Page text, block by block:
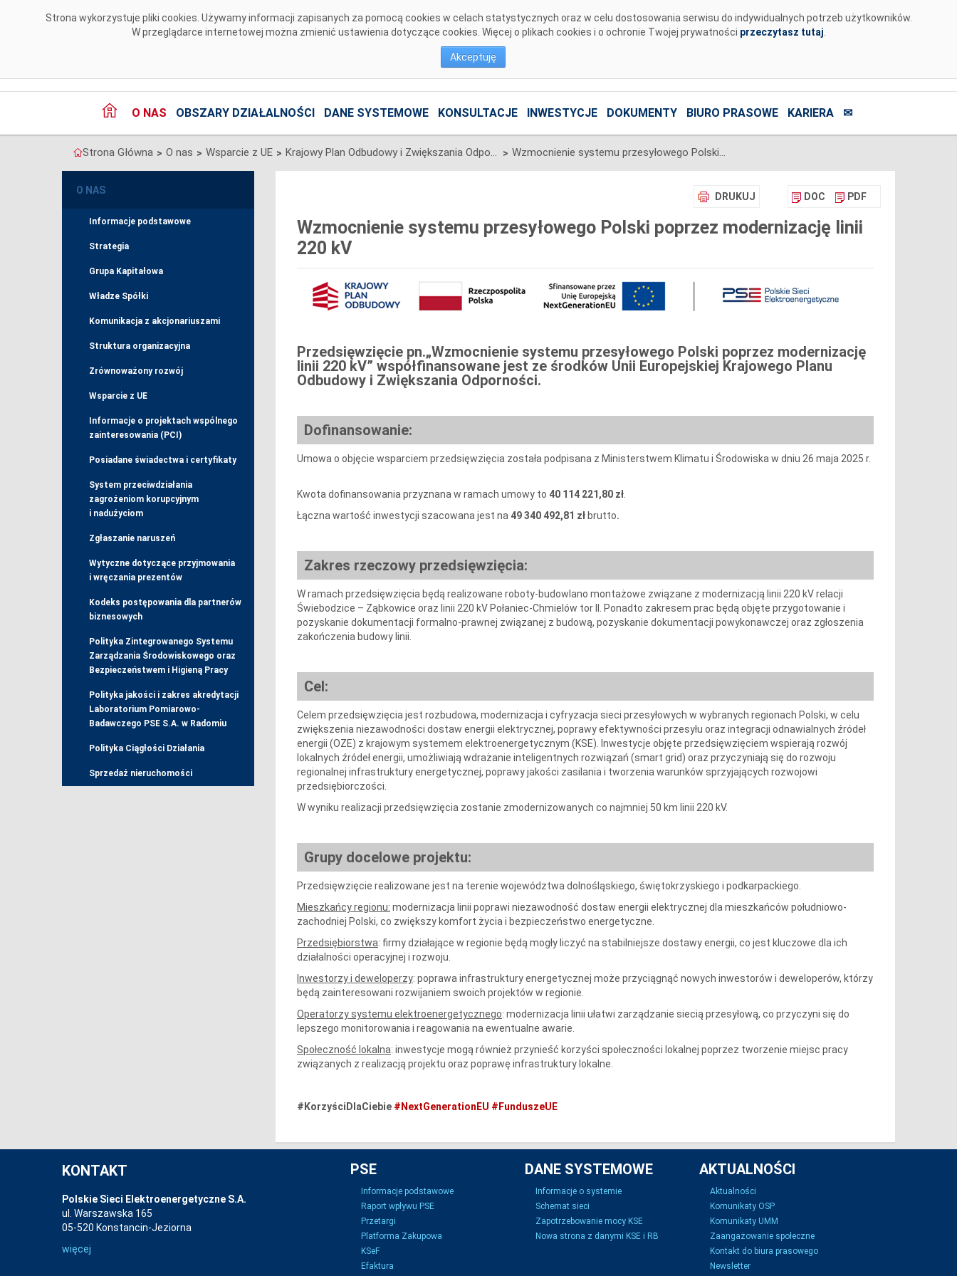
Strona wykorzystuje pliki cookies. Używamy informacji zapisanych za pomocą cookies w celach statystycznych oraz w celu dostosowania serwisu do indywidualnych potrzeb użytkowników.
W przeglądarce internetowej można zmienić ustawienia dotyczące cookies. Więcej o plikach cookies i o ochronie Twojej prywatności przeczytasz tutaj
Akceptuję
O NAS OBSZARY DZIAŁALNOŚCI DANE SYSTEMOWE KONSULTACJE INWESTYCJE DOKUMENTY BIURO PRASOWE KARIERA ✉
Strona Główna > O nas > Wsparcie z UE > Krajowy Plan Odbudowy i Zwiększania Odporności (KPO) > Wzmocnienie systemu przesyłowego Polski poprzez modernizację linii 220 kV
O NAS
Informacje podstawowe
Strategia
Grupa Kapitałowa
Władze Spółki
Komunikacja z akcjonariuszami
Struktura organizacyjna
Zrównoważony rozwój
Wsparcie z UE
Informacje o projektach wspólnego
zainteresowania (PCI)
Posiadane świadectwa i certyfikaty
System przeciwdziałania
zagrożeniom korupcyjnym
i nadużyciom
Zgłaszanie naruszeń
Wytyczne dotyczące przyjmowania
i wręczania prezentów
Kodeks postępowania dla partnerów
biznesowych
Polityka Zintegrowanego Systemu
Zarządzania Środowiskowego oraz
Bezpieczeństwem i Higieną Pracy
Polityka jakości i zakres akredytacji
Laboratorium Pomiarowo-
Badawczego PSE S.A. w Radomiu
Polityka Ciągłości Działania
Sprzedaż nieruchomości
DRUKUJ DOC PDF
Wzmocnienie systemu przesyłowego Polski poprzez modernizację linii
220 kV
Przedsięwzięcie pn.„Wzmocnienie systemu przesyłowego Polski poprzez modernizację
linii 220 kV” współfinansowane jest ze środków Unii Europejskiej Krajowego Planu
Odbudowy i Zwiększania Odporności.
Dofinansowanie:
Umowa o objęcie wsparciem przedsięwzięcia została podpisana z Ministerstwem Klimatu i Środowiska w dniu 26 maja 2025 r.
Kwota dofinansowania przyznana w ramach umowy to 40 114 221,80 zł.
Łączna wartość inwestycji szacowana jest na 49 340 492,81 zł brutto.
Zakres rzeczowy przedsięwzięcia:
W ramach przedsięwzięcia będą realizowane roboty-budowlano montażowe związane z modernizacją linii 220 kV relacji
Świebodzice – Ząbkowice oraz linii 220 kV Połaniec-Chmielów tor II. Ponadto zakresem prac będą objęte przygotowanie i
pozyskanie dokumentacji formalno-prawnej związanej z budową, pozyskanie dokumentacji powykonawczej oraz zgłoszenia
zakończenia budowy linii.
Cel:
Celem przedsięwzięcia jest rozbudowa, modernizacja i cyfryzacja sieci przesyłowych w wybranych regionach Polski, w celu
zwiększenia niezawodności dostaw energii elektrycznej, poprawy efektywności przesyłu oraz integracji odnawialnych źródeł
energii (OZE) z krajowym systemem elektroenergetycznym (KSE). Inwestycje objęte przedsięwzięciem wspierają rozwój
lokalnych źródeł energii, umożliwiają wdrażanie inteligentnych rozwiązań (smart grid) oraz przyczyniają się do rozwoju
regionalnej infrastruktury energetycznej, poprawy jakości zasilania i tworzenia warunków sprzyjających rozwojowi
przedsiębiorczości.
W wyniku realizacji przedsięwzięcia zostanie zmodernizowanych co najmniej 50 km linii 220 kV.
Grupy docelowe projektu:
Przedsięwzięcie realizowane jest na terenie województwa dolnośląskiego, świętokrzyskiego i podkarpackiego.
Mieszkańcy regionu: modernizacja linii poprawi niezawodność dostaw energii elektrycznej dla mieszkańców południowo-
zachodniej Polski, co zwiększy komfort życia i bezpieczeństwo energetyczne.
Przedsiębiorstwa: firmy działające w regionie będą mogły liczyć na stabilniejsze dostawy energii, co jest kluczowe dla ich
działalności operacyjnej i rozwoju.
Inwestorzy i deweloperzy: poprawa infrastruktury energetycznej może przyciągnąć nowych inwestorów i deweloperów, którzy
będą zainteresowani rozwijaniem swoich projektów w regionie.
Operatorzy systemu elektroenergetycznego: modernizacja linii ułatwi zarządzanie siecią przesyłową, co przyczyni się do
lepszego monitorowania i reagowania na ewentualne awarie.
Społeczność lokalna: inwestycje mogą również przynieść korzyści społeczności lokalnej poprzez tworzenie miejsc pracy
związanych z realizacją projektu oraz poprawę infrastruktury lokalne.
#KorzyściDlaCiebie #NextGenerationEU #FunduszeUE
KONTAKT
Polskie Sieci Elektroenergetyczne S.A.
ul. Warszawska 165
05-520 Konstancin-Jeziorna
więcej
PSE
Informacje podstawowe
Raport wpływu PSE
Przetargi
Platforma Zakupowa
KSeF
Efaktura
DANE SYSTEMOWE
Informacje o systemie
Schemat sieci
Zapotrzebowanie mocy KSE
Nowa strona z danymi KSE i RB
AKTUALNOŚCI
Aktualności
Komunikaty OSP
Komunikaty UMM
Zaangażowanie społeczne
Kontakt do biura prasowego
Newsletter